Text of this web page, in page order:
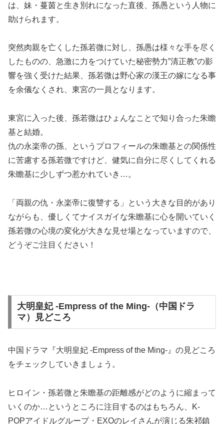
は、妹・蔓茵と生き別れになった直後、孫愚という人物に
助けられます。
突然肉親を亡くした孫若微に対し、孫愚は様々な手を尽く
したものの、急激に力をつけていた秘密勢力”清正教”の影
響を強く受けた結果、孫若微は野心家の漢王の嫁になる事
を余儀なくされ、東宮の一員となります。
東宮に入った後、孫若微はひょんなことで知り合った朱瞻
基と結婚。
仇の永楽帝の孫、というプロフィールの朱瞻基との関係性
に苦慮する孫若微ですけど、健気に自分に尽くしてくれる
朱瞻基に少しずつ惹かれていき…。
「両親の仇・永楽帝に復讐する」という大きな目的があり
ながらも、優しくてナイスガイな朱瞻基に心を開いていく
孫若微の心境の変化が大きな見せ場となっていますので、
どうぞご注目ください！
大明皇妃 -Empress of the Ming-（中国ドラ
マ）見どころ
中国ドラマ『大明皇妃 -Empress of the Ming-』の見どころ
をチェックしていきましょう。
ヒロイン・孫若微と朱瞻基の距離感がどのように縮まって
いくのか…というところに注目するのはもちろん、K-
POPアイドルグループ・EXOのレイさんが演じる朱祁鎮